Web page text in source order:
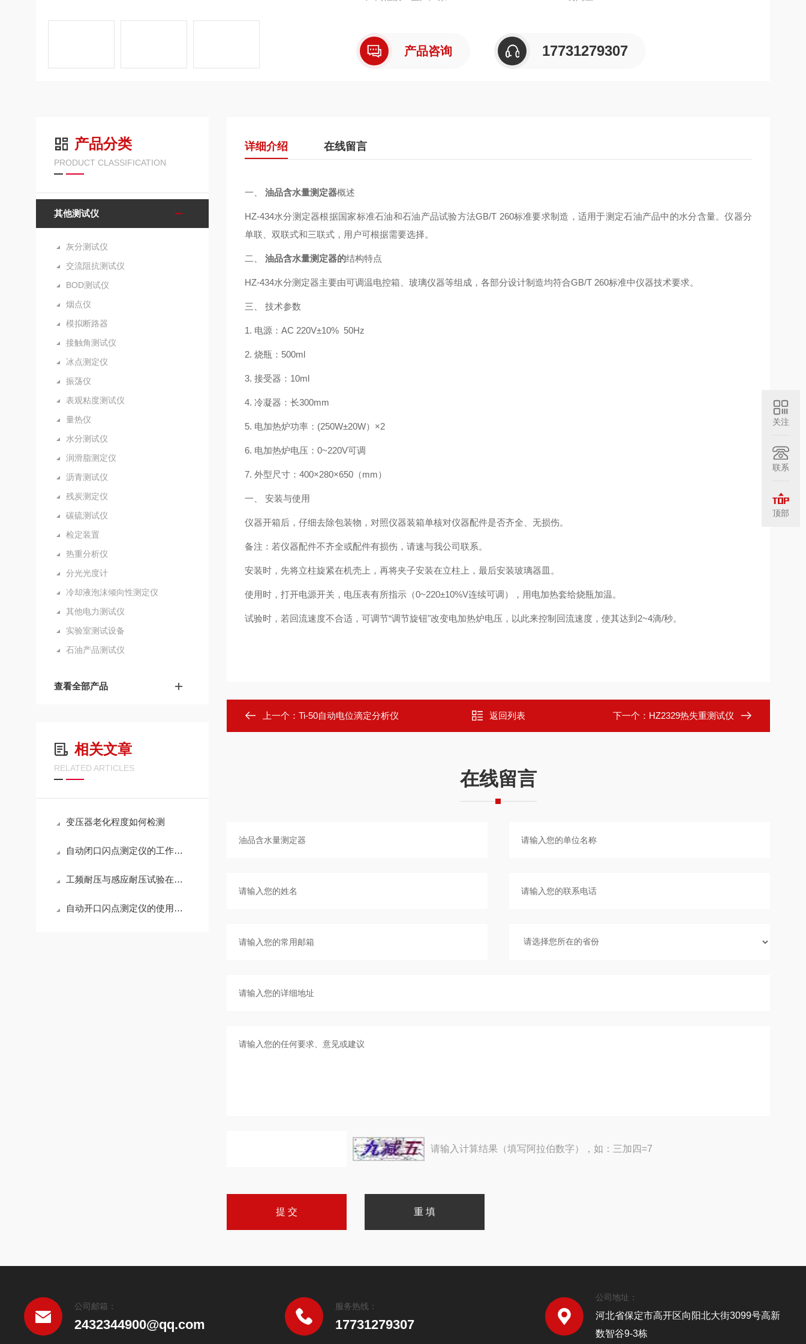
产品咨询 17731279307
产品分类
PRODUCT CLASSIFICATION
其他测试仪
灰分测试仪
交流阻抗测试仪
BOD测试仪
烟点仪
模拟断路器
接触角测试仪
冰点测定仪
振荡仪
表观粘度测试仪
量热仪
水分测试仪
润滑脂测定仪
沥青测试仪
残炭测定仪
碳硫测试仪
检定装置
热重分析仪
分光光度计
冷却液泡沫倾向性测定仪
其他电力测试仪
实验室测试设备
石油产品测试仪
查看全部产品
相关文章
RELATED ARTICLES
变压器老化程度如何检测
自动闭口闪点测定仪的工作原理
工频耐压与感应耐压试验在变压器中的应用区别
自动开口闪点测定仪的使用场景
详细介绍 在线留言
一、 油品含水量测定器概述
HZ-434水分测定器根据国家标准石油和石油产品试验方法GB/T 260标准要求制造，适用于测定石油产品中的水分含量。仪器分
单联、双联式和三联式，用户可根据需要选择。
二、 油品含水量测定器的结构特点
HZ-434水分测定器主要由可调温电控箱、玻璃仪器等组成，各部分设计制造均符合GB/T 260标准中仪器技术要求。
三、 技术参数
1. 电源：AC 220V±10% 50Hz
2. 烧瓶：500ml
3. 接受器：10ml
4. 冷凝器：长300mm
5. 电加热炉功率：(250W±20W）×2
6. 电加热炉电压：0~220V可调
7. 外型尺寸：400×280×650（mm）
一、 安装与使用
仪器开箱后，仔细去除包装物，对照仪器装箱单核对仪器配件是否齐全、无损伤。
备注：若仪器配件不齐全或配件有损伤，请速与我公司联系。
安装时，先将立柱旋紧在机壳上，再将夹子安装在立柱上，最后安装玻璃器皿。
使用时，打开电源开关，电压表有所指示（0~220±10%V连续可调），用电加热套给烧瓶加温。
试验时，若回流速度不合适，可调节“调节旋钮"改变电加热炉电压，以此来控制回流速度，使其达到2~4滴/秒。
上一个： Ti-50自动电位滴定分析仪 返回列表 下一个： HZ2329热失重测试仪
在线留言
请输入计算结果（填写阿拉伯数字），如：三加四=7
公司邮箱：
2432344900@qq.com
服务热线：
17731279307
公司地址：
河北省保定市高开区向阳北大街3099号高新
数智谷9-3栋
关注
联系
顶部